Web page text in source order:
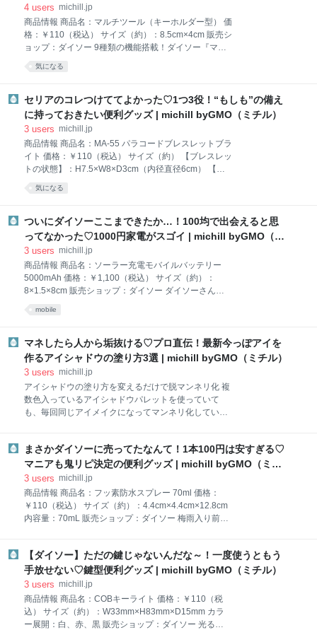
カラビナからベルトを取り外して、カラビナだけで使
ルト付）』が想像以上に便利！ 『カラビナ（ベルト
付）』はアウトドアバッグや旅行バッグ、野外フェス
などにあると便利！ カラビナをバッグの持ち手に付け
れば、ベルトでこのようにアイテムをかけておくこと
ますよ。 ベル
チル）
4 users michill.jp
商品情報 商品名：マルチツール（キーホルダー型） 価
格：￥110（税込） サイズ（約）：8.5cm×4cm 販売シ
ョップ：ダイソー 9種類の機能搭載！ダイソー『マル
ダイソーの『マルチツール（キーホルダー型）』。 と
便利なツールです。 使用できる機能は、栓抜き、レタ
ーナイフ、キーホルダー、プラスドライバー、マイナ
スドライバー、定規、六角レンチ、釘抜き、スポーク
応の全7サイズ。スポークレンチは2サイズで使用でき
ます。 専用のツールと比べると若干の使いにくさはあ
りますが、これ1つで色々なシーンに対応できるの
で、1つ持っておいて損はナシ！ もしもの時のお守り
気になる
セリアのコレつけててよかった♡1つ3役！“もしも”の備え
に持っておきたい便利グッズ | michill byGMO（ミチル）
3 users michill.jp
商品情報 商品名：MA-55 パラコードブレスレットブラ
イト 価格：￥110（税込） サイズ（約） 【ブレスレッ
トの状態】：H7.5×W8×D3cm（内径直径6cm） 【展
ップ：セリア セリアでサバイバルブレスレットが100
ト』 筆者が腕に付けているのは、セリアで購入した
『パラコードブレスレットブライト』。 パラコードと
は、元々パラシュートの吊り下げ紐として使われてい
ることから、「サバイバルブレスレット」とも呼ばれ
ていて、アウトドアグッズとしても人気が高いんです
よ。 そんなパラコードを使って作られたこちらのブレ
スレットは、緊急時に役立つ機能がたくさんついてい
気になる
ついにダイソーここまできたか…！100均で出会えると思
ってなかった♡1000円家電がスゴイ | michill byGMO（ミ
チル）
3 users michill.jp
商品情報 商品名：ソーラー充電モバイルバッテリー
5000mAh 価格：￥1,100（税込） サイズ（約）：
8×1.5×8cm 販売ショップ：ダイソー ダイソーさん大
かなり大きくかさばるものが多いですよね。 ですが
1,100円（税込）で購入できるコンパクトなサイズの
『ソーラー充電モバイルバッテリー5000mAh』を発
量販店で購入したものではなく100円ショップのダイ
ソーで購入したもの！ ダイソーの1,000円商品と思う
とちょっとお高く感じますが、相場を考えればかなり
のがその性能。安くても使えなかったら意味がないで
すよね。そこで、今回はその実
mobile
マネしたら人から垢抜ける♡プロ直伝！最新今っぽアイを
作るアイシャドウの塗り方3選 | michill byGMO（ミチル）
3 users michill.jp
アイシャドウの塗り方を変えるだけで脱マンネリ化 複
数色入っているアイシャドウパレットを使っていて
も、毎回同じアイメイクになってマンネリ化している
な雰囲気を楽しむことができるんです。 また、今っぽ
アイを作るなら、4色以上入っていて、マット、サテ
ン、ラメなどの質感の異なるカラーが揃っているもの
を選んでみましょう。 大人女子の目元を引き立てる好
印象メイク オトナ女子の目元を引き立てて、好印象を
与えてくれるアイメイク。どんなシーンにもマッチす
まぶた全体にものせる。 ② Bをアイホール全体的に
向かってグラデーションを作る。下まぶたは目尻から
目頭に向かってグラデーションを作る。 ③ Cを目頭
側の黒目の外側から、
まさかダイソーに売ってたなんて！1本100円は安すぎる♡
マニアも鬼リピ決定の便利グッズ | michill byGMO（ミチ
ル）
3 users michill.jp
商品情報 商品名：フッ素防水スプレー 70ml 価格：
￥110（税込） サイズ（約）：4.4cm×4.4cm×12.8cm
内容量：70mL 販売ショップ：ダイソー 梅雨入り前の
や衣類、靴などにシュッと吹きかけることでフッ素コ
ーティングでき、水濡れを防いでくれる防水スプレー
です。お値段は110円（税込）で、内容量70mL。 防
水スプレーは、お気に入りのアイテムが水に濡れて変
質してしまうのを防いでくれるありがたいモノです
が、大きいサイズのスプレーは使い切るのが大変…。
【ダイソー】ただの鍵じゃないんだな～！一度使うともう
手放せない♡鍵型便利グッズ | michill byGMO（ミチル）
3 users michill.jp
商品情報 商品名：COBキーライト 価格：￥110（税
込） サイズ（約）：W33mm×H83mm×D15mm カラ
ー展開：白、赤、黒 販売ショップ：ダイソー 光る